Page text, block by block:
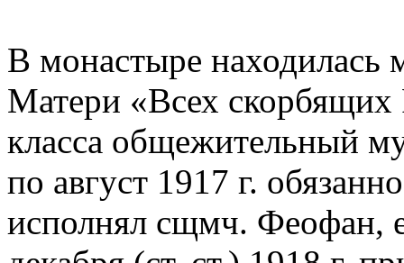
В монастыре находилась
Матери «Всех скорбящих
класса общежительный
по август 1917 г.
исполнял сщмч. Феофан,